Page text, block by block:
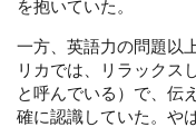
を抱いていた。
一方、英語力の問題以
リカでは、リラックス
と呼んでいる）で、伝
確に認識していた。や